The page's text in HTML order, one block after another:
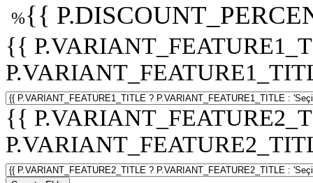
%{{
{{
{{